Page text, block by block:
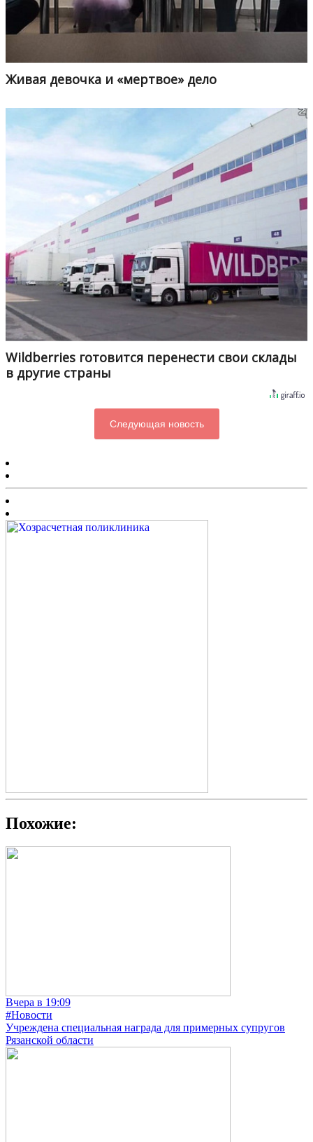
Живая девочка и «мертвое» дело
Wildberries готовится перенести свои склады
в другие страны
Следующая новость
Похожие:
Вчера в 19:09
#Новости
Учреждена специальная награда для примерных супругов
Рязанской области